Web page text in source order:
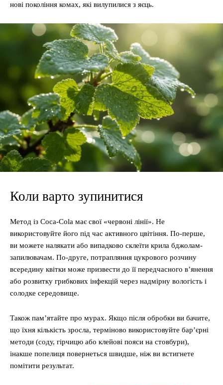
нові покоління комах, які вилупилися з яєць.
Коли варто зупинитися
Метод із Coca-Cola має свої «червоні лінії». Не
використовуйте його під час активного цвітіння. По-перше,
ви можете налякати або випадково склеїти крила бджолам-
запилювачам. По-друге, потрапляння цукрового розчину
всередину квітки може призвести до її передчасного в’янення
або розвитку грибкових інфекцій через надмірну вологість і
солодке середовище.
Також пам’ятайте про мурах. Якщо після обробки ви бачите,
що їхня кількість зросла, терміново використовуйте бар’єрні
методи (соду, гірчицю або клейові пояси на стовбури),
інакше попелиця повернеться швидше, ніж ви встигнете
помітити результат.